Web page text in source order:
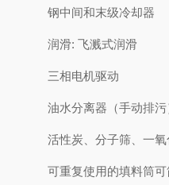
钢中间和末级冷却器
润滑: 飞溅式润滑
三相电机驱动
油水分离器（手动排污
活性炭、分子筛、一
可重复使用的填料筒